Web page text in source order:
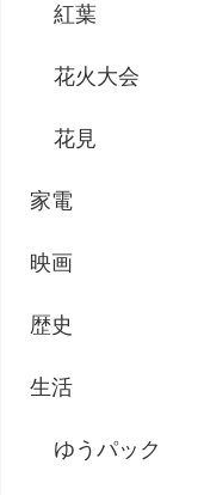
紅葉
花火大会
花見
家電
映画
歴史
生活
ゆうパック